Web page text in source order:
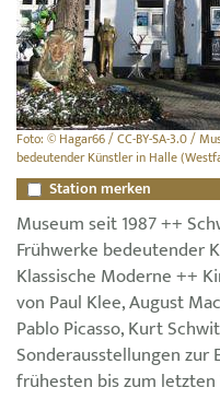
Foto: © Hagar66 / CC-BY-SA-3.0 /
bedeutender Künstler in Halle
Station merken
Museum seit 1987 ++
Frühwerke bedeutender
Klassische Moderne ++
von Paul Klee, August
Pablo Picasso, Kurt
Sonderausstellungen
frühesten bis zum